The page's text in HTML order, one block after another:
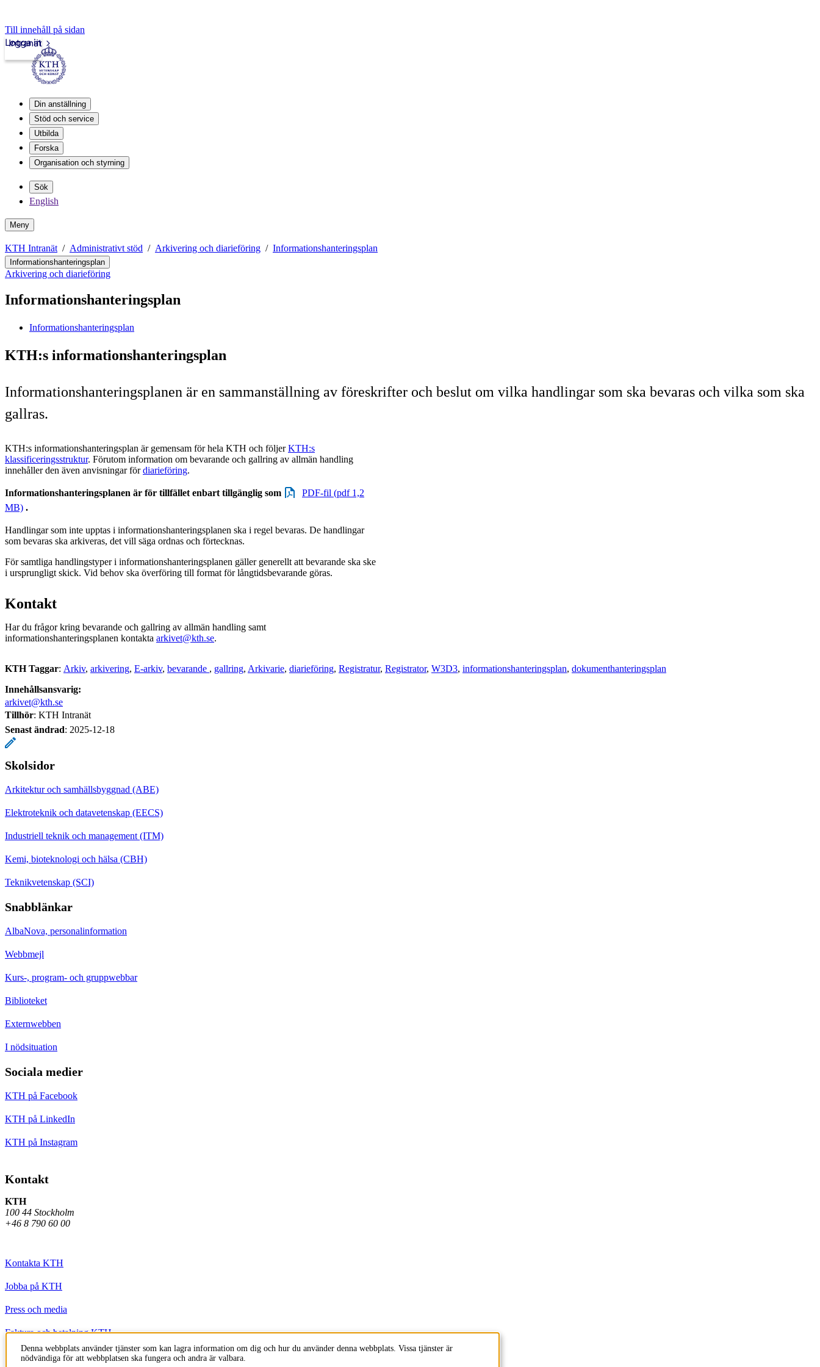
Till innehåll på sidan
Intranät
Logga in
Din anställning
Stöd och service
Utbilda
Forska
Organisation och styrning
Sök
English
Meny
KTH Intranät Administrativt stöd Arkivering och diarieföring Informationshanteringsplan
Informationshanteringsplan
Arkivering och diarieföring
Informationshanteringsplan
Informationshanteringsplan
KTH:s informationshanteringsplan
Informationshanteringsplanen är en sammanställning av föreskrifter och beslut om vilka handlingar som ska bevaras och vilka som ska
gallras.
KTH:s informationshanteringsplan är gemensam för hela KTH och följerKTH:s
klassificeringsstruktur. Förutom information om bevarande och gallring av allmän handling
innehåller den även anvisningar fördiarieföring.
Informationshanteringsplanen är för tillfället enbart tillgänglig som
PDF-fil (pdf 1,2
MB) .
Handlingar som inte upptas i informationshanteringsplanen ska i regel bevaras. De handlingar
som bevaras ska arkiveras, det vill säga ordnas och förtecknas.
För samtliga handlingstyper i informationshanteringsplanen gäller generellt att bevarande ska ske
i ursprungligt skick. Vid behov ska överföring till format för långtidsbevarande göras.
Kontakt
Har du frågor kring bevarande och gallring av allmän handling samt
informationshanteringsplanen kontakta arkivet@kth.se.
KTH Taggar: Arkiv arkivering E-arkiv bevarande gallring Arkivarie diarieföring Registratur Registrator W3D3 informationshanteringsplan dokumenthanteringsplan
Innehållsansvarig:
arkivet@kth.se
Tillhör: KTH Intranät
Senast ändrad: 2025-12-18
Skolsidor
Arkitektur och samhällsbyggnad (ABE)
Elektroteknik och datavetenskap (EECS)
Industriell teknik och management (ITM)
Kemi, bioteknologi och hälsa (CBH)
Teknikvetenskap (SCI)
Snabblänkar
AlbaNova, personalinformation
Webbmejl
Kurs-, program- och gruppwebbar
Biblioteket
Externwebben
I nödsituation
Sociala medier
KTH på Facebook
KTH på LinkedIn
KTH på Instagram
Kontakt
KTH
100 44 Stockholm
+46 8 790 60 00
Kontakta KTH
Jobba på KTH
Press och media
Faktura och betalning KTH
Om KTH:s webbplatser
Denna webbplats använder tjänster som kan lagra information om dig och hur du använder denna webbplats. Vissa tjänster är
nödvändiga för att webbplatsen ska fungera och andra är valbara.